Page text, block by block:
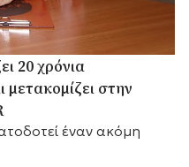
20 χρόνια
στην
έναν ακόμη